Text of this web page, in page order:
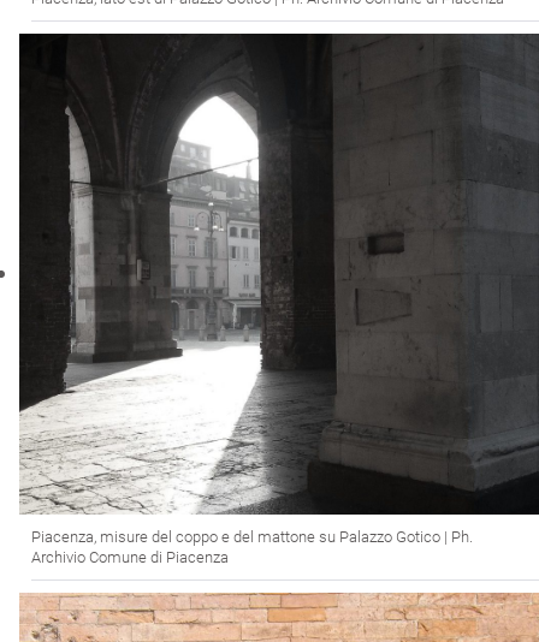
Piacenza, misure del coppo e del mattone su Palazzo Gotico | Ph.
Archivio Comune di Piacenza